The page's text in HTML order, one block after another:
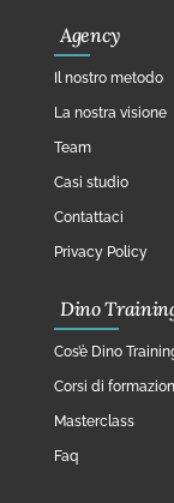
Agency
Il nostro metodo
La nostra visione
Team
Casi studio
Contattaci
Privacy Policy
Dino
Cos’è Dino
Corsi di
Masterclass
Faq